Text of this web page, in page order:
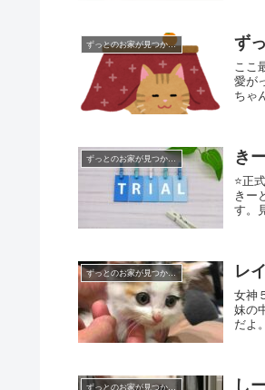
ずっとのお家が見つかりました ず
ここ
愛が
ちゃ
ずっとのお家が見つかりました き
⭐️正
きー
す。
ずっとのお家が見つかりました レ
女神
妹の
だよ
ずっとのお家が見つかりました し